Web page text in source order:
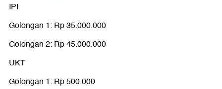
IPI
Golongan 1: Rp 35.000.000
Golongan 2: Rp 45.000.000
UKT
Golongan 1: Rp 500.000